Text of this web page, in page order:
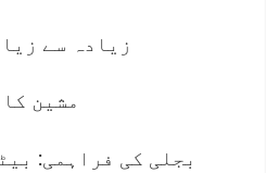
زیادہ سے زیادہ
مشین کا وزن:
بجلی کی فراہمی: